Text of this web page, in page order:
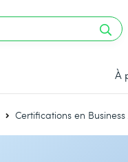
À
Certifications en